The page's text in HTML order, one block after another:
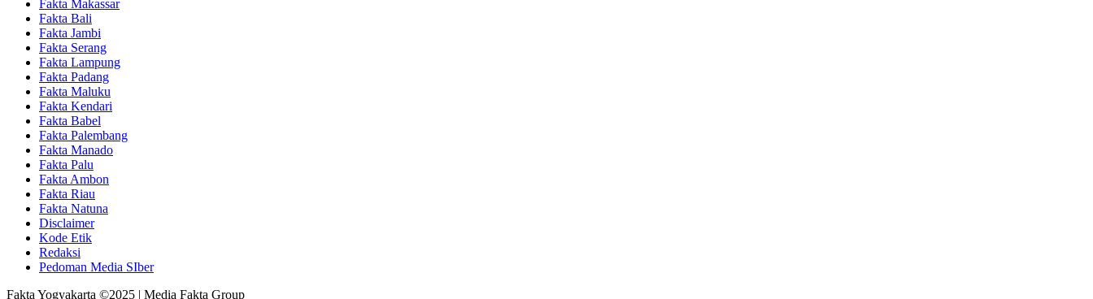
Fakta Makassar
Fakta Bali
Fakta Jambi
Fakta Serang
Fakta Lampung
Fakta Padang
Fakta Maluku
Fakta Kendari
Fakta Babel
Fakta Palembang
Fakta Manado
Fakta Palu
Fakta Ambon
Fakta Riau
Fakta Natuna
Disclaimer
Kode Etik
Redaksi
Pedoman Media SIber
Fakta Yogyakarta ©2025 | Media Fakta Group